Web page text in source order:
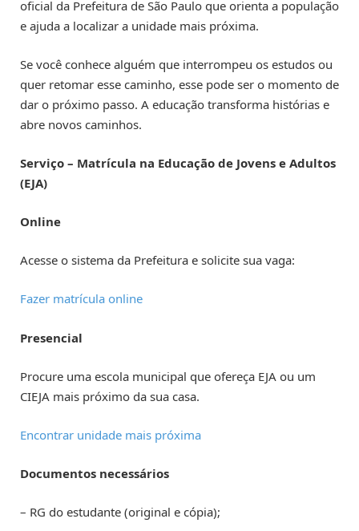
oficial da Prefeitura de São Paulo que orienta a população
e ajuda a localizar a unidade mais próxima.
Se você conhece alguém que interrompeu os estudos ou
quer retomar esse caminho, esse pode ser o momento de
dar o próximo passo. A educação transforma histórias e
abre novos caminhos.
Serviço – Matrícula na Educação de Jovens e Adultos
(EJA)
Online
Acesse o sistema da Prefeitura e solicite sua vaga:
Fazer matrícula online
Presencial
Procure uma escola municipal que ofereça EJA ou um
CIEJA mais próximo da sua casa.
Encontrar unidade mais próxima
Documentos necessários
– RG do estudante (original e cópia);